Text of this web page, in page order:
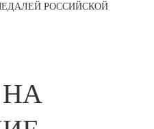
РОССИЙСКОЙ